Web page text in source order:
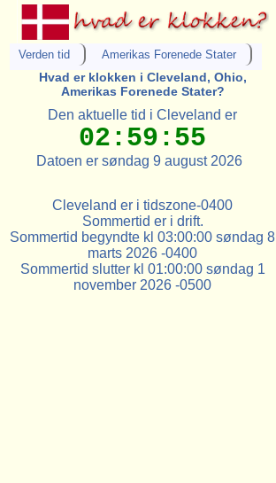
Verden tid Amerikas Forenede Stater
Hvad er klokken i Cleveland, Ohio,
Amerikas Forenede Stater?
Den aktuelle tid i Cleveland er
02:59:55
Datoen er søndag 9 august 2026
Cleveland er i tidszone-0400
Sommertid er i drift.
Sommertid begyndte kl 03:00:00 søndag 8
marts 2026 -0400
Sommertid slutter kl 01:00:00 søndag 1
november 2026 -0500